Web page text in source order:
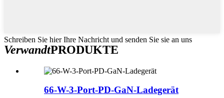
Schreiben Sie hier Ihre Nachricht und senden Sie sie an uns
VerwandtPRODUKTE
66-W-3-Port-PD-GaN-Ladegerät